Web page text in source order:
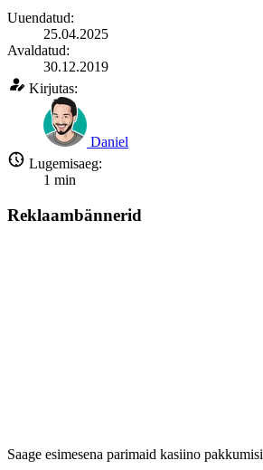
Uuendatud:
25.04.2025
Avaldatud:
30.12.2019
Kirjutas:
Daniel
Lugemisaeg:
1 min
Reklaambännerid
Saage esimesena parimaid kasiino pakkumisi